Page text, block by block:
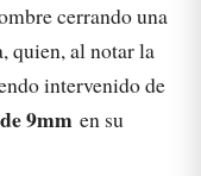
cerrando una
quien, al notar la
intervenido de
9mm en su